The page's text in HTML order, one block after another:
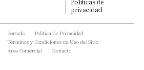
Políticas de
privacidad
Portada
Política de Privacidad
Términos y Condiciones de Uso del Sitio
Area Comercial
Contacto